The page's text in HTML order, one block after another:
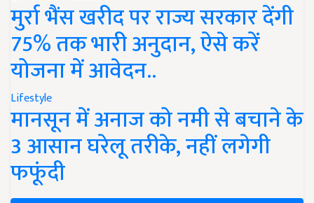
मुर्रा भैंस खरीद पर राज्य सरकार देंगी
75% तक भारी अनुदान, ऐसे करें
योजना में आवेदन..
Lifestyle
मानसून में अनाज को नमी से बचाने के
3 आसान घरेलू तरीके, नहीं लगेगी
फफूंदी